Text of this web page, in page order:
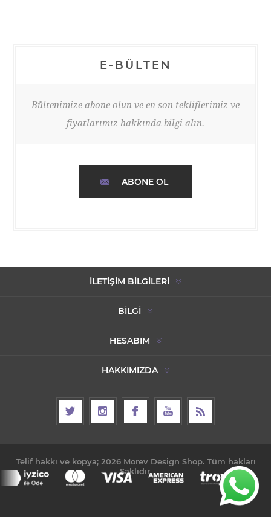
E-BÜLTEN
Bültenimize abone olun ve en son tekliflerimiz ve
fiyatlarımız hakkında bilgi alın.
ABONE OL
İLETIŞIM BILGILERI
BILGI
HESABIM
HAKKIMIZDA
Telif hakkı ve kopya; 2026 Morev Design Shop. Tüm hakları
Saklıdır.